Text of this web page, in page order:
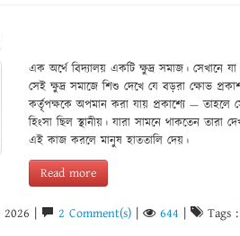
এক অর্থে বিদ্যালয় একটি ক্ষুদ্র সমাজ। সেখানে
সেই ক্ষুদ্র সমাজে শিশু দেখে যে বড়রা ক্ষোভ
কর্তৃপক্ষকে অপমান করা যায় প্রকাশ্যে —
হিংসা ছিল স্থানীয়। যারা সামনে থাকতেন
এই কাজ করলে মানুষ হাততালি দেয়।
Read more
| 2 Comment(s) 644 Tags :